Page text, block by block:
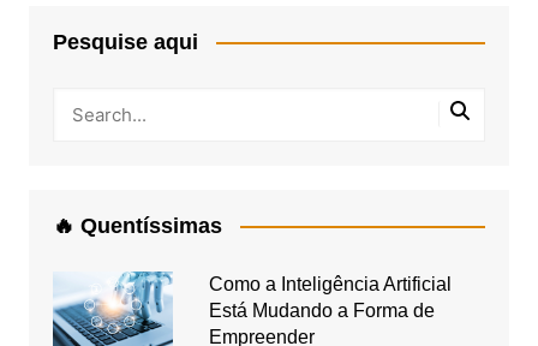
Pesquise aqui
🔥 Quentíssimas
Como a Inteligência Artificial
Está Mudando a Forma de
Empreender